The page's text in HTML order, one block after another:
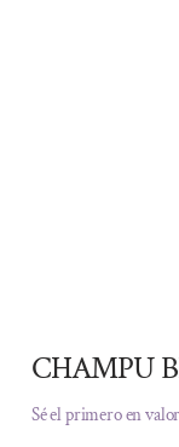
CHAMPU
Sé el primero en